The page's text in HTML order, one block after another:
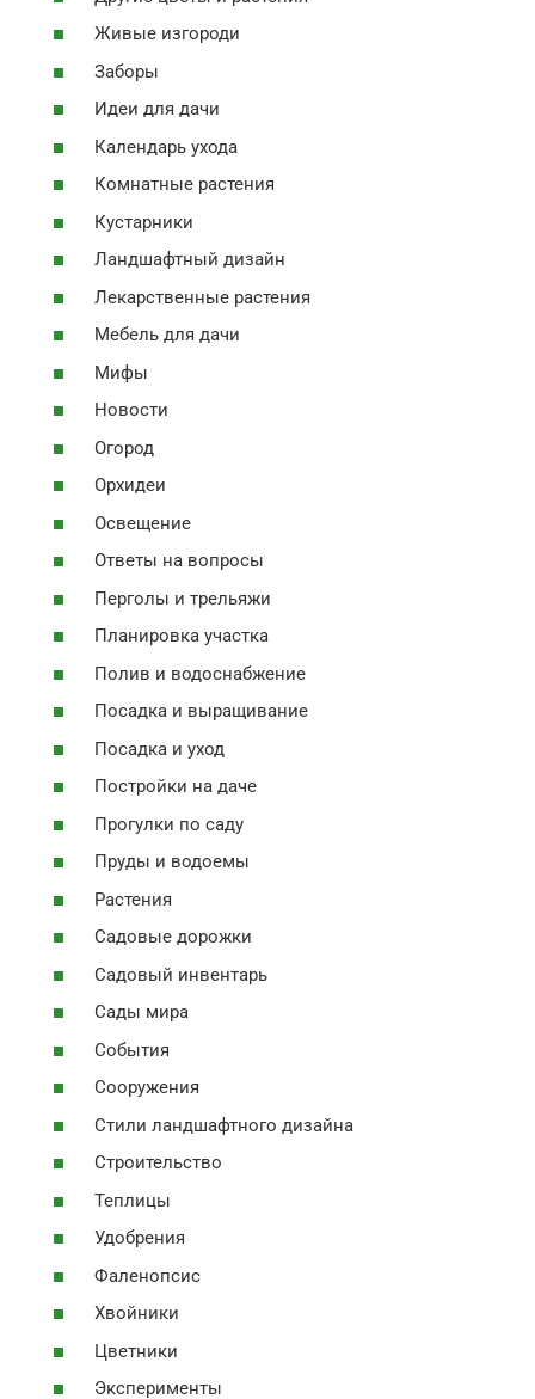
Живые изгороди
Заборы
Идеи для дачи
Календарь ухода
Комнатные растения
Кустарники
Ландшафтный дизайн
Лекарственные растения
Мебель для дачи
Мифы
Новости
Огород
Орхидеи
Освещение
Ответы на вопросы
Перголы и трельяжи
Планировка участка
Полив и водоснабжение
Посадка и выращивание
Посадка и уход
Постройки на даче
Прогулки по саду
Пруды и водоемы
Растения
Садовые дорожки
Садовый инвентарь
Сады мира
События
Сооружения
Стили ландшафтного дизайна
Строительство
Теплицы
Удобрения
Фаленопсис
Хвойники
Цветники
Эксперименты